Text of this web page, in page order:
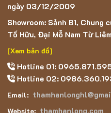
Thiết kế hiện đại
thất: hiện đại, tối giản,
Ứng dụng thực tế
Trang trí nội thất phòng
cửa hàng.
ngày 03/12/2009
Showroom: Sảnh B1, Chung
Tố Hữu, Đại Mỗ Nam Từ
[Xem bản đồ]
Hotline 01:
Hotline 02:
Email:
Website: thamhanlong.com